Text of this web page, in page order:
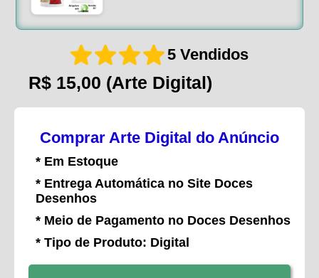
5 Vendidos
R$ 15,00 (Arte Digital)
Comprar Arte Digital do Anúncio
* Em Estoque
* Entrega Automática no Site Doces
Desenhos
* Meio de Pagamento no Doces Desenhos
* Tipo de Produto: Digital